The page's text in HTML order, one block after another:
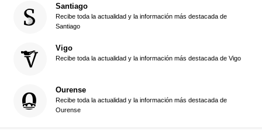
Santiago
Recibe toda la actualidad y la información más destacada de
Santiago
Vigo
Recibe toda la actualidad y la información más destacada de Vigo
Ourense
Recibe toda la actualidad y la información más destacada de
Ourense